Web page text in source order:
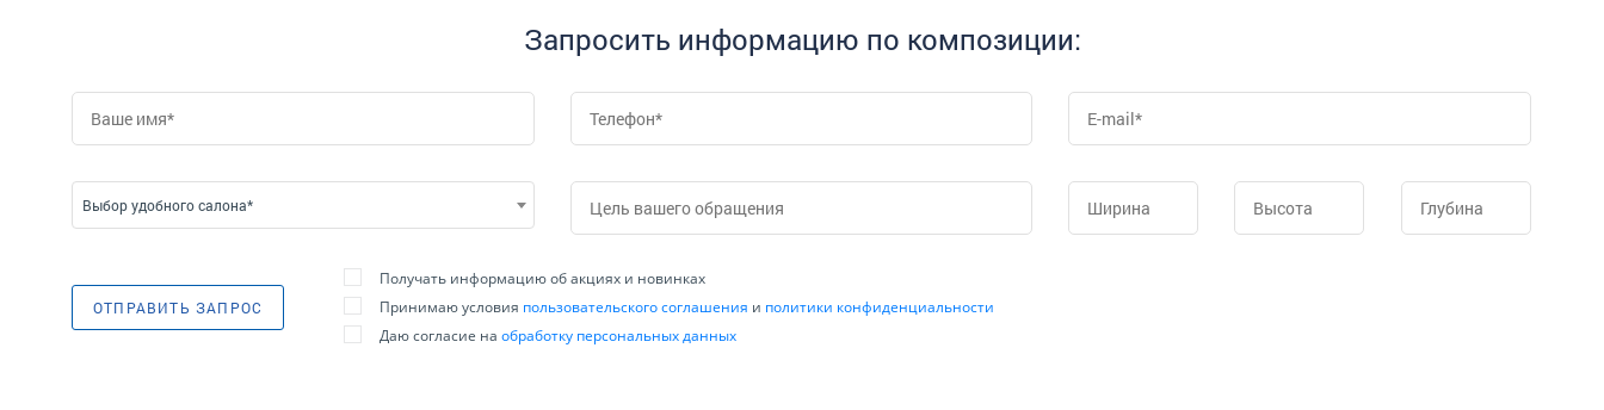
Запросить информацию по композиции:
Выбор удобного салона*
ОТПРАВИТЬ ЗАПРОС
Получать информацию об акциях и новинках
Принимаю условия пользовательского соглашения и политики конфиденциальности
Даю согласие наобработку персональных данных